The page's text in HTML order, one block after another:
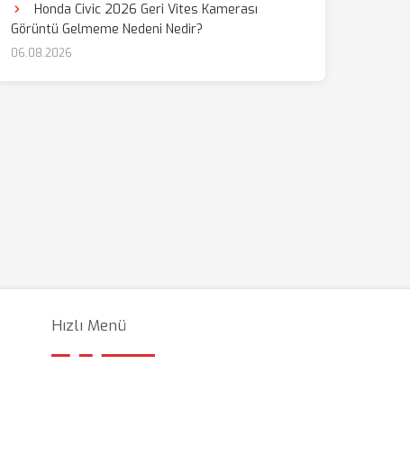
Honda Civic 2026 Geri Vites Kamerası
Görüntü Gelmeme Nedeni Nedir?
06.08.2026
Hızlı Menü